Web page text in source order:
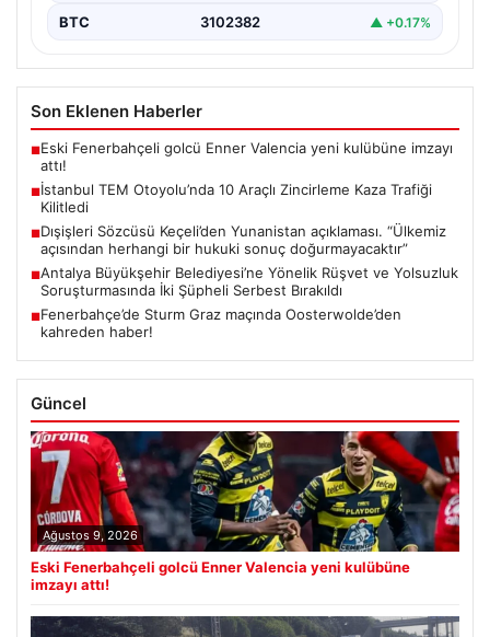
BTC 3102382 ▲ +0.17%
Son Eklenen Haberler
■Eski Fenerbahçeli golcü Enner Valencia yeni kulübüne imzayı
attı!
■İstanbul TEM Otoyolu’nda 10 Araçlı Zincirleme Kaza Trafiği
Kilitledi
■Dışişleri Sözcüsü Keçeli’den Yunanistan açıklaması. “Ülkemiz
açısından herhangi bir hukuki sonuç doğurmayacaktır”
■Antalya Büyükşehir Belediyesi’ne Yönelik Rüşvet ve Yolsuzluk
Soruşturmasında İki Şüpheli Serbest Bırakıldı
■Fenerbahçe’de Sturm Graz maçında Oosterwolde’den
kahreden haber!
Güncel
Ağustos 9, 2026
Eski Fenerbahçeli golcü Enner Valencia yeni kulübüne
imzayı attı!